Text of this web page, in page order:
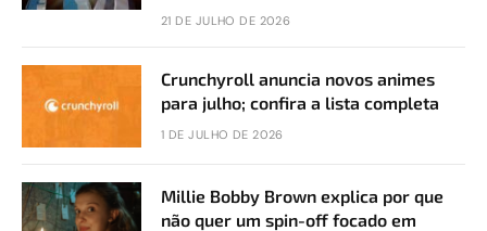
21 DE JULHO DE 2026
Crunchyroll anuncia novos animes
para julho; confira a lista completa
1 DE JULHO DE 2026
Millie Bobby Brown explica por que
não quer um spin-off focado em